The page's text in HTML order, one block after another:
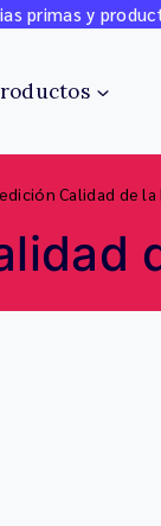
primas y
Calidad de la